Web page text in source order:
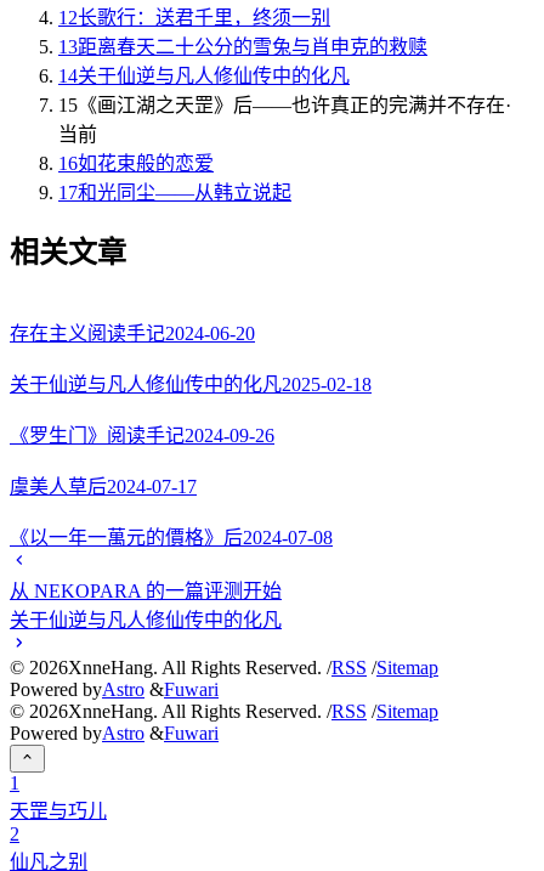
12长歌行：送君千里，终须一别
13距离春天二十公分的雪兔与肖申克的救赎
14关于仙逆与凡人修仙传中的化凡
15 《画江湖之天罡》后——也许真正的完满并不存在·
当前
16如花束般的恋爱
17和光同尘——从韩立说起
相关文章
存在主义阅读手记2024-06-20
关于仙逆与凡人修仙传中的化凡2025-02-18
《罗生门》阅读手记2024-09-26
虞美人草后2024-07-17
《以一年一萬元的價格》后2024-07-08
从 NEKOPARA 的一篇评测开始
关于仙逆与凡人修仙传中的化凡
© 2026XnneHang. All Rights Reserved. /RSS /Sitemap
Powered byAstro &Fuwari
© 2026XnneHang. All Rights Reserved. /RSS /Sitemap
Powered byAstro &Fuwari
1
天罡与巧儿
2
仙凡之别